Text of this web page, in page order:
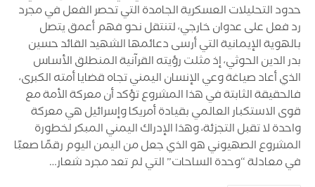
حدود التحليلات العسكرية الجامدة التي تحصر الفعل في مجرد
رد فعل على عدوان خارجي، لتنتقل نحو فهم أعمق يتصل
بالهوية الإيمانية التي أرسى دعائمها الشهيد القائد حسين
بدر الدين الحوثي، إذ مثلت رؤيته القرآنية المنطلق الأساس
الذي أعاد صياغة وعي الإنسان اليمني تجاه قضايا أمته الكبرى،
فالحقيقة الثابتة في هذا المشروع تؤكد أن معركة الأمة مع
قوى الاستكبار العالمي بقيادة أمريكا وإسرائيل هي معركة
واحدة لا تقبل التجزئة، وهذا الإدراك اليمني المبكر لخطورة
المشروع الصهيوني هو الذي جعل من اليمن اليوم رقمًا صعبًا
في معادلة “وحدة الساحات” التي لم تعد مجرد شعار…